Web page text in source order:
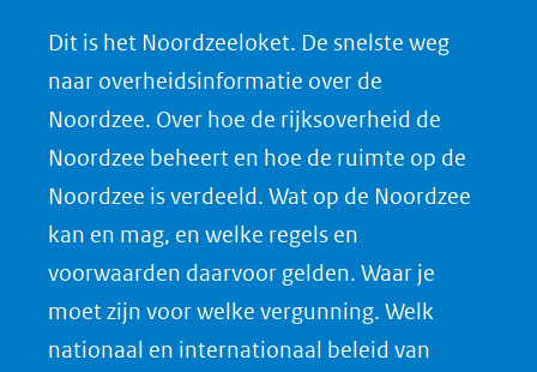
o
p
F
a
c
e
b
o
o
o
p
L
i
n
k
e
d
I
o
p
X
(opent
in
nieuw
venster)
(verwijst
naar
Dit is het Noordzeeloket. De snelste weg
naar overheidsinformatie over de
Noordzee. Over hoe de rijksoverheid de
Noordzee beheert en hoe de ruimte op de
Noordzee is verdeeld. Wat op de Noordzee
kan en mag, en welke regels en
voorwaarden daarvoor gelden. Waar je
moet zijn voor welke vergunning. Welk
nationaal en internationaal beleid van